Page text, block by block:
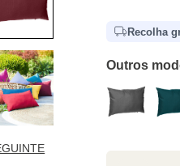
Recolha
Outros